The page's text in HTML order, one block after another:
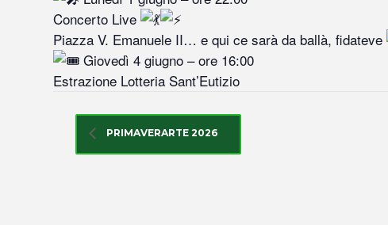
Concerto Live
Piazza V. Emanuele II… e qui ce sarà da ballà, fidateve
Giovedì 4 giugno – ore 16:00
Estrazione Lotteria Sant’Eutizio
PRIMAVERARTE 2026